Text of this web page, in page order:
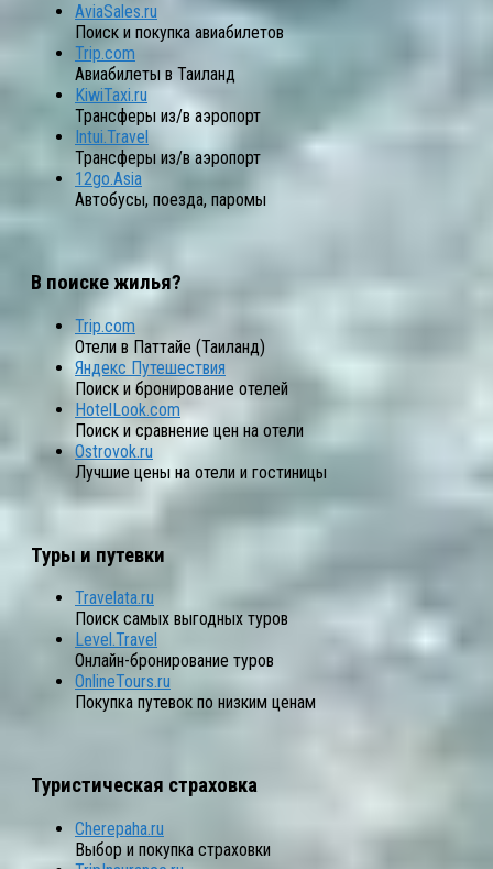
AviaSales.ru
Поиск и покупка авиабилетов
Trip.com
Авиабилеты в Таиланд
KiwiTaxi.ru
Трансферы из/в аэропорт
Intui.Travel
Трансферы из/в аэропорт
12go.Asia
Автобусы, поезда, паромы
В поиске жилья?
Trip.com
Отели в Паттайе (Таиланд)
Яндекс Путешествия
Поиск и бронирование отелей
HotelLook.com
Поиск и сравнение цен на отели
Ostrovok.ru
Лучшие цены на отели и гостиницы
Туры и путевки
Travelata.ru
Поиск самых выгодных туров
Level.Travel
Онлайн-бронирование туров
OnlineTours.ru
Покупка путевок по низким ценам
Туристическая страховка
Cherepaha.ru
Выбор и покупка страховки